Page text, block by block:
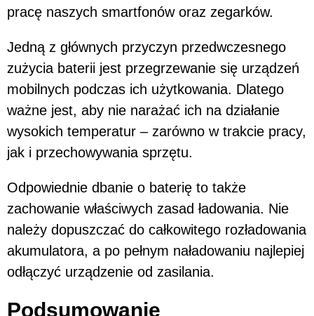
pracę naszych smartfonów oraz zegarków.
Jedną z głównych przyczyn przedwczesnego
zużycia baterii jest przegrzewanie się urządzeń
mobilnych podczas ich użytkowania. Dlatego
ważne jest, aby nie narażać ich na działanie
wysokich temperatur – zarówno w trakcie pracy,
jak i przechowywania sprzętu.
Odpowiednie dbanie o baterię to także
zachowanie właściwych zasad ładowania. Nie
należy dopuszczać do całkowitego rozładowania
akumulatora, a po pełnym naładowaniu najlepiej
odłączyć urządzenie od zasilania.
Podsumowanie